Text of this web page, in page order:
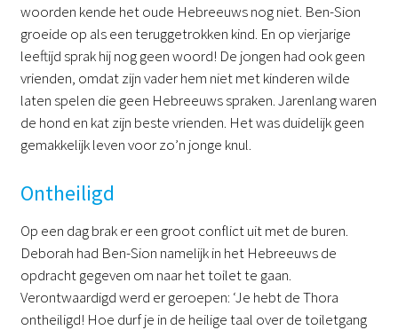
woorden kende het oude Hebreeuws nog niet. Ben-Sion
groeide op als een teruggetrokken kind. En op vierjarige
leeftijd sprak hij nog geen woord! De jongen had ook geen
vrienden, omdat zijn vader hem niet met kinderen wilde
laten spelen die geen Hebreeuws spraken. Jarenlang waren
de hond en kat zijn beste vrienden. Het was duidelijk geen
gemakkelijk leven voor zo’n jonge knul.
Ontheiligd
Op een dag brak er een groot conflict uit met de buren.
Deborah had Ben-Sion namelijk in het Hebreeuws de
opdracht gegeven om naar het toilet te gaan.
Verontwaardigd werd er geroepen: ‘Je hebt de Thora
ontheiligd! Hoe durf je in de heilige taal over de toiletgang